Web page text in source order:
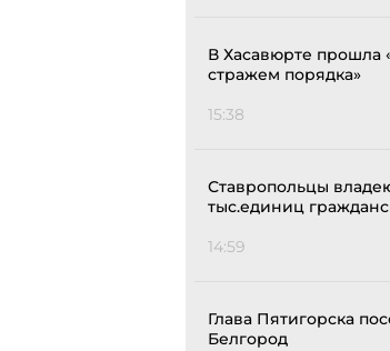
В Хасавюрте прошла
стражем порядка»
15:38
Ставропольцы
тыс.единиц
14:59
Глава Пятигорска
Белгород